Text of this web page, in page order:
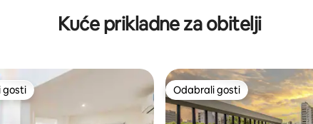
Kuće prikladne za obitelji
gosti
gosti Odabrali gosti
Odabrali gosti